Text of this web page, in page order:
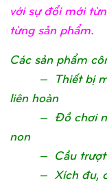
với sự đổi mới
từng sản phẩm.
Các sản phẩm
– Thiết bị
liên hoàn
– Đồ chơi
non
– Cầu trượt
– Xích đu,